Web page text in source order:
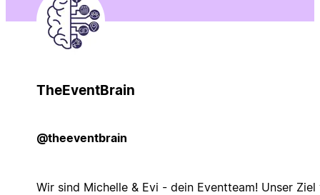
TheEventBrain
@theeventbrain
Wir sind Michelle & Evi - dein Eventteam! Unser Ziel